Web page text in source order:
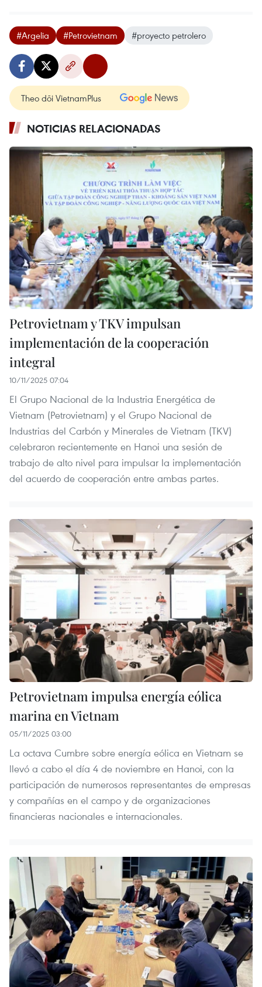
#Argelia #Petrovietnam #proyecto petrolero
Theo dõi VietnamPlus
NOTICIAS RELACIONADAS
Petrovietnam y TKV impulsan
implementación de la cooperación
integral
10/11/2025 07:04
El Grupo Nacional de la Industria Energética de
Vietnam (Petrovietnam) y el Grupo Nacional de
Industrias del Carbón y Minerales de Vietnam (TKV)
celebraron recientemente en Hanoi una sesión de
trabajo de alto nivel para impulsar la implementación
del acuerdo de cooperación entre ambas partes.
Petrovietnam impulsa energía eólica
marina en Vietnam
05/11/2025 03:00
La octava Cumbre sobre energía eólica en Vietnam se
llevó a cabo el día 4 de noviembre en Hanoi, con la
participación de numerosos representantes de empresas
y compañías en el campo y de organizaciones
financieras nacionales e internacionales.